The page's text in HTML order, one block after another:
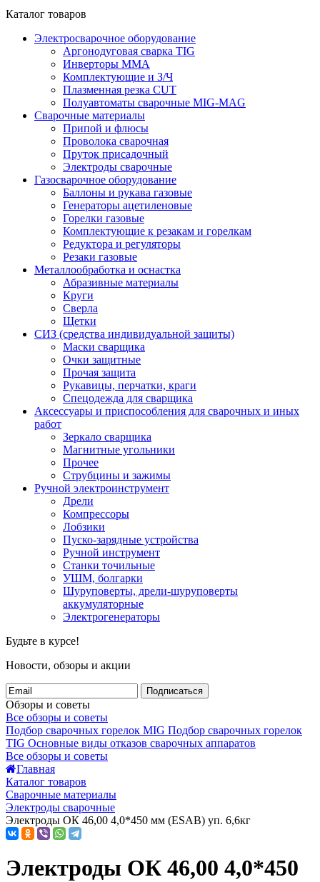
Каталог товаров
Электросварочное оборудование
Аргонодуговая сварка TIG
Инверторы ММА
Комплектующие и З/Ч
Плазменная резка CUT
Полуавтоматы сварочные MIG-MAG
Сварочные материалы
Припой и флюсы
Проволока сварочная
Пруток присадочный
Электроды сварочные
Газосварочное оборудование
Баллоны и рукава газовые
Генераторы ацетиленовые
Горелки газовые
Комплектующие к резакам и горелкам
Редуктора и регуляторы
Резаки газовые
Металлообработка и оснастка
Абразивные материалы
Круги
Сверла
Щетки
СИЗ (средства индивидуальной защиты)
Маски сварщика
Очки защитные
Прочая защита
Рукавицы, перчатки, краги
Спецодежда для сварщика
Аксессуары и приспособления для сварочных и иных
работ
Зеркало сварщика
Магнитные угольники
Прочее
Струбцины и зажимы
Ручной электроинструмент
Дрели
Компрессоры
Лобзики
Пуско-зарядные устройства
Ручной инструмент
Станки точильные
УШМ, болгарки
Шуруповерты, дрели-шуруповерты
аккумуляторные
Электрогенераторы
Будьте в курсе!
Новости, обзоры и акции
Подписаться
Обзоры и советы
Все обзоры и советы
Подбор сварочных горелок MIG Подбор сварочных горелок
TIG Основные виды отказов сварочных аппаратов
Все обзоры и советы
Главная
Каталог товаров
Сварочные материалы
Электроды сварочные
Электроды ОК 46,00 4,0*450 мм (ESAB) уп. 6,6кг
Электроды ОК 46,00 4,0*450